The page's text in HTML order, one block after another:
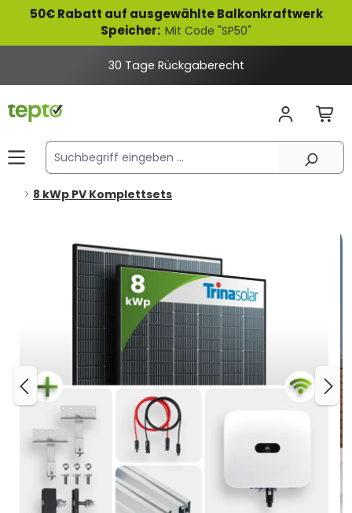
springen
50€ Rabatt auf ausgewählte Balkonkraftwerk
Speicher: Mit Code "SP50"
30 Tage Rückgaberecht
8 kWp PV Komplettsets